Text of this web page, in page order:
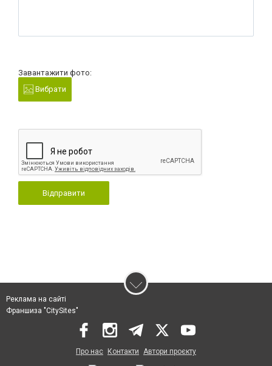
Завантажити фото:
Вибрати
Відправити
Реклама на сайті
Франшиза "CitySites"
Про нас Контакти Автори проєкту